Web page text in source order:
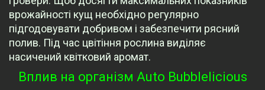
врожайності кущ необхідно регулярно
підгодовувати добривом і забезпечити рясний
полив. Під час цвітіння рослина виділяє
насичений квітковий аромат.
Вплив на організм Auto Bubblelicious